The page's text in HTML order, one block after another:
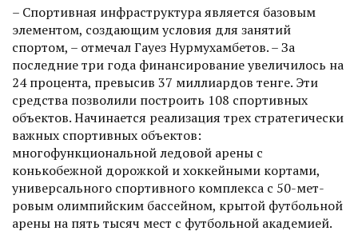
– Спортивная инфраструктура является базовым
элементом, соз­дающим условия для занятий
спортом, – отмечал Гауез Нурмухамбетов. – За
последние три года финансирование увеличилось на
24 процента, превысив 37 миллиардов тенге. Эти
средства позволили построить 108 спортивных
объектов. Начинается реализация трех стратегически
важных спортивных объектов:
многофункциональной ледовой арены с
конькобежной дорожкой и хоккейными кортами,
универсального спортивного комплекса с 50-мет­
ровым олимпийским бассейном, крытой футбольной
арены на пять тысяч мест с футбольной академией.